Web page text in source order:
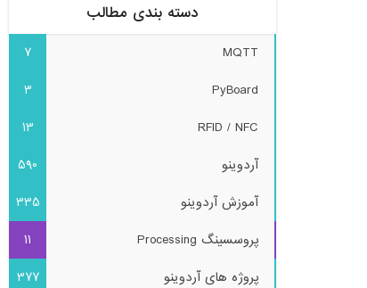
دسته بندی مطالب
MQTT
7
PyBoard
3
RFID / NFC
13
آردوینو
590
آموزش آردوینو
335
پروسسینگ Processing
11
پروژه های آردوینو
377